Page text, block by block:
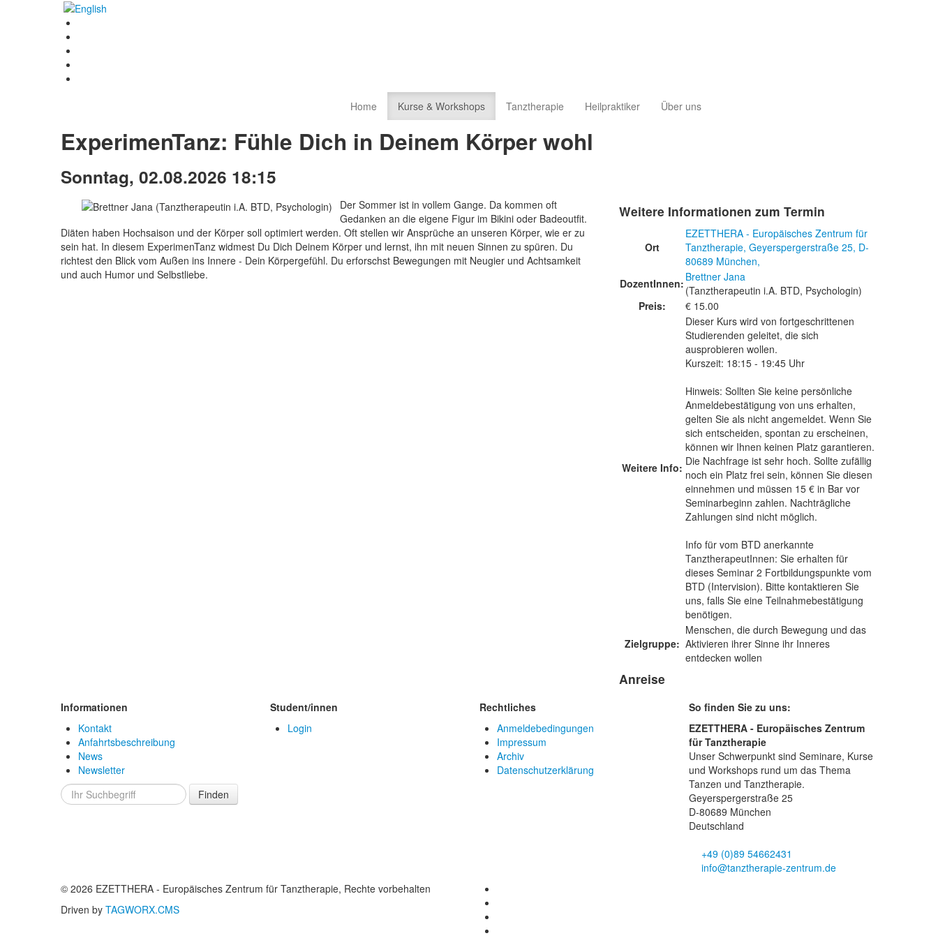
Home Kurse & Workshops Tanztherapie Heilpraktiker Über uns
ExperimenTanz: Fühle Dich in Deinem Körper wohl
Sonntag, 02.08.2026 18:15
Der Sommer ist in vollem Gange. Da kommen oft
Gedanken an die eigene Figur im Bikini oder Badeoutfit.
Diäten haben Hochsaison und der Körper soll optimiert werden. Oft stellen wir Ansprüche an unseren Körper, wie er zu
sein hat. In diesem ExperimenTanz widmest Du Dich Deinem Körper und lernst, ihn mit neuen Sinnen zu spüren. Du
richtest den Blick vom Außen ins Innere - Dein Körpergefühl. Du erforschst Bewegungen mit Neugier und Achtsamkeit
und auch Humor und Selbstliebe.
Weitere Informationen zum Termin
Ort
EZETTHERA - Europäisches Zentrum für
Tanztherapie, Geyerspergerstraße 25, D-
80689 München,
DozentInnen: Brettner Jana
(Tanztherapeutin i.A. BTD, Psychologin)
Preis:
€ 15.00
Weitere Info:
Dieser Kurs wird von fortgeschrittenen
Studierenden geleitet, die sich
ausprobieren wollen.
Kurszeit: 18:15 - 19:45 Uhr
Hinweis: Sollten Sie keine persönliche
Anmeldebestätigung von uns erhalten,
gelten Sie als nicht angemeldet. Wenn Sie
sich entscheiden, spontan zu erscheinen,
können wir Ihnen keinen Platz garantieren.
Die Nachfrage ist sehr hoch. Sollte zufällig
noch ein Platz frei sein, können Sie diesen
einnehmen und müssen 15 € in Bar vor
Seminarbeginn zahlen. Nachträgliche
Zahlungen sind nicht möglich.
Info für vom BTD anerkannte
TanztherapeutInnen: Sie erhalten für
dieses Seminar 2 Fortbildungspunkte vom
BTD (Intervision). Bitte kontaktieren Sie
uns, falls Sie eine Teilnahmebestätigung
benötigen.
Zielgruppe:
Menschen, die durch Bewegung und das
Aktivieren ihrer Sinne ihr Inneres
entdecken wollen
Anreise
Informationen
Kontakt
Anfahrtsbeschreibung
News
Newsletter
Finden
Student/innen
Login
Rechtliches
Anmeldebedingungen
Impressum
Archiv
Datenschutzerklärung
So finden Sie zu uns:
EZETTHERA - Europäisches Zentrum
für Tanztherapie
Unser Schwerpunkt sind Seminare, Kurse
und Workshops rund um das Thema
Tanzen und Tanztherapie.
Geyerspergerstraße 25
D-80689 München
Deutschland
+49 (0)89 54662431
info@tanztherapie-zentrum.de
© 2026 EZETTHERA - Europäisches Zentrum für Tanztherapie, Rechte vorbehalten
Driven by TAGWORX.CMS